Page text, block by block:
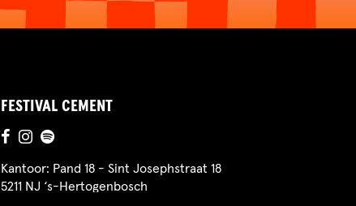
FESTIVAL CEMENT
Kantoor: Pand 18 - Sint Josephstraat 18
5211 NJ ‘s-Hertogenbosch